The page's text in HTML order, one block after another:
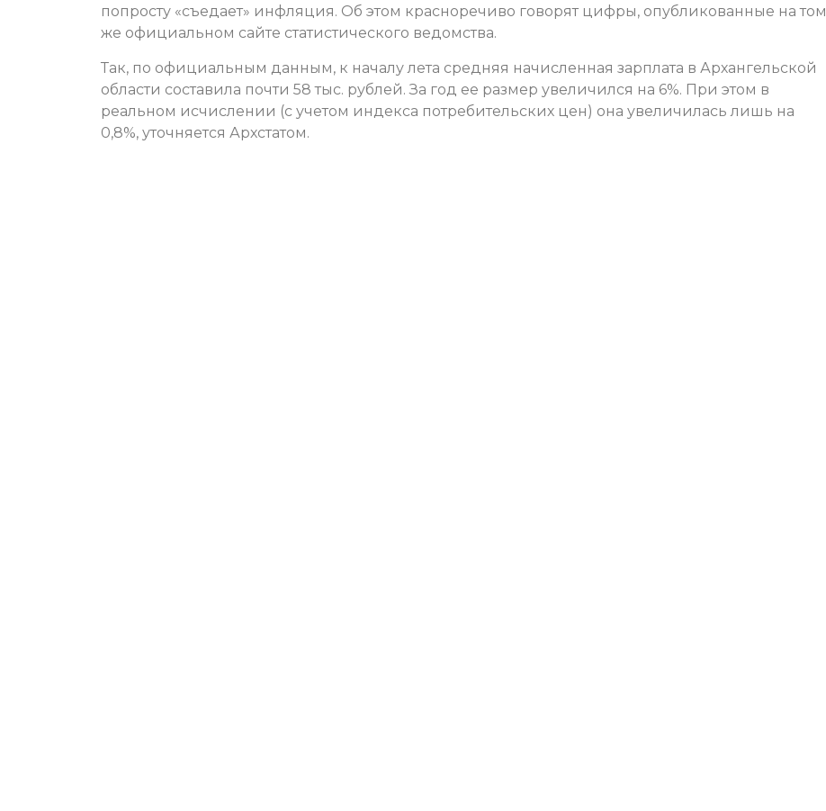
попросту «съедает» инфляция. Об этом красноречиво говорят цифры, опубликованные на том
же официальном сайте статистического ведомства.
Так, по официальным данным, к началу лета средняя начисленная зарплата в Архангельской
области составила почти 58 тыс. рублей. За год ее размер увеличился на 6%. При этом в
реальном исчислении (с учетом индекса потребительских цен) она увеличилась лишь на
0,8%, уточняется Архстатом.